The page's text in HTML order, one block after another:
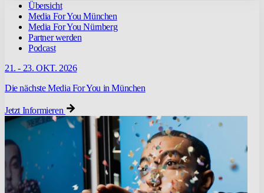
Übersicht
Media For You München
Media For You Nürnberg
Partner werden
Podcast
21. - 23. OKT. 2026
Die nächste Media For You in München
Jetzt Informieren